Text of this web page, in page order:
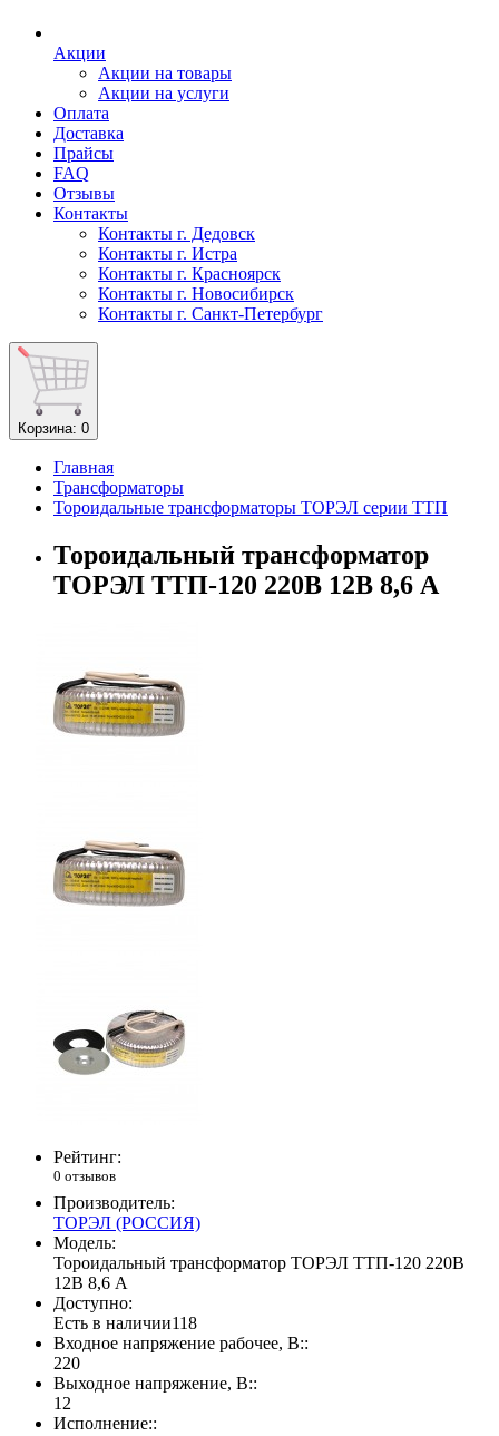
Акции
Акции на товары
Акции на услуги
Оплата
Доставка
Прайсы
FAQ
Отзывы
Контакты
Контакты г. Дедовск
Контакты г. Истра
Контакты г. Красноярск
Контакты г. Новосибирск
Контакты г. Санкт-Петербург
Корзина: 0
Главная
Трансформаторы
Тороидальные трансформаторы ТОРЭЛ серии ТТП
Тороидальный трансформатор
ТОРЭЛ ТТП-120 220В 12В 8,6 А
Рейтинг:
0 отзывов
Производитель:
ТОРЭЛ (РОССИЯ)
Модель:
Тороидальный трансформатор ТОРЭЛ ТТП-120 220В
12В 8,6 А
Доступно:
Есть в наличии118
Входное напряжение рабочее, В::
220
Выходное напряжение, В::
12
Исполнение::